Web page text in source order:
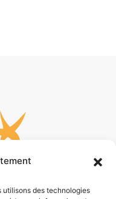
utilisons des technologies